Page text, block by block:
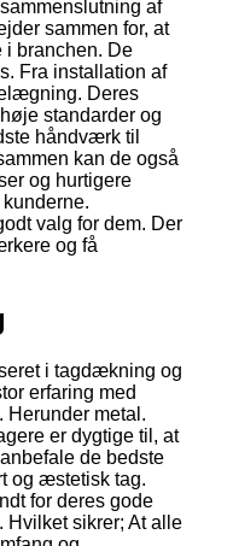
af
sammen for, at
i branchen. De
Fra installation af
Deres
standarder og
håndværk til
kan de også
og hurtigere
valg for dem. Der
og få
i tagdækning og
erfaring med
metal.
er dygtige til, at
de bedste
og æstetisk tag.
for deres gode
Hvilket sikrer; At alle